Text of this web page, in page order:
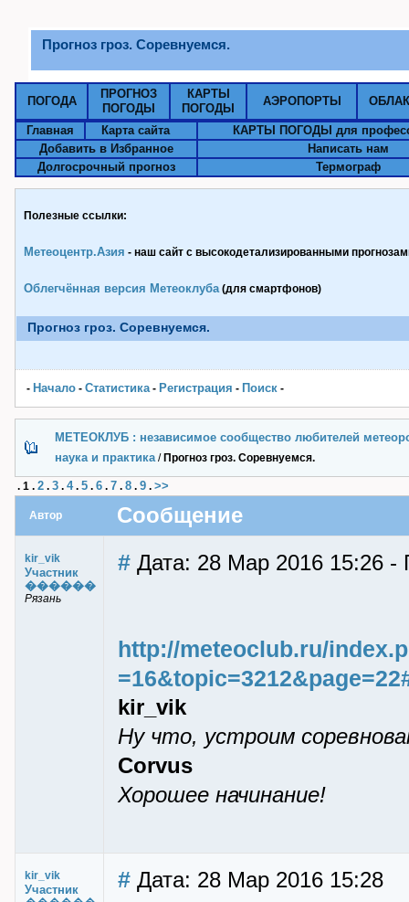
Прогноз гроз. Соревнуемся.
ПОГОДА
ПРОГНОЗ
ПОГОДЫ
КАРТЫ
ПОГОДЫ
АЭРОПОРТЫ
Главная Карта сайта
КАРТЫ ПОГОДЫ для
Добавить в Избранное
Написать нам
Долгосрочный прогноз
Термограф
Полезные ссылки:
Метеоцентр.Азия - наш сайт с высокодетализированными
Облегчённая версия Метеоклуба(для смартфонов)
Прогноз гроз. Соревнуемся.
- Начало - Статистика- Pегистрация - Поиск -
МЕТЕОКЛУБ : независимое сообщество любителей
наука и практика/ Прогноз гроз. Соревнуемся.
. 1 . 2 . 3 . 4. 5 . 6 . 7 . 8 . 9 . >>
Автор Сообщение
kir_vik
Участник
������
Рязань
# Дата: 28 Мар 2016 15:26 -
http://meteoclub.ru/
kir_vik
Ну что, устроим
Corvus
Хорошее начинание!
kir_vik
Участник
# Дата: 28 Мар 2016 15:28